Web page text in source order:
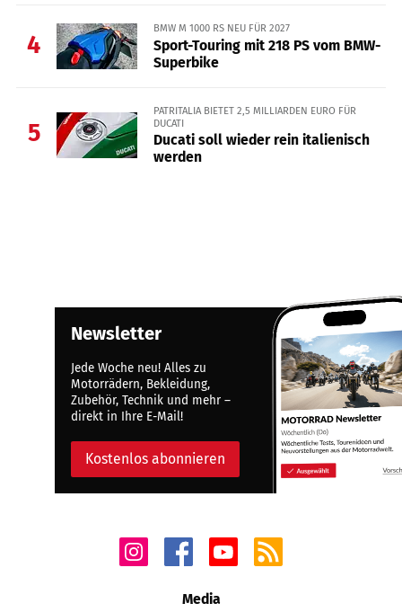
4
BMW M 1000 RS NEU FÜR 2027
Sport-Touring mit 218 PS vom BMW-
Superbike
5
PATRITALIA BIETET 2,5 MILLIARDEN EURO FÜR
DUCATI
Ducati soll wieder rein italienisch
werden
Newsletter
Jede Woche neu! Alles zu
Motorrädern, Bekleidung,
Zubehör, Technik und mehr –
direkt in Ihre E-Mail!
Kostenlos abonnieren
Media